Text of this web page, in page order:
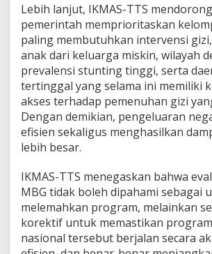
Lebih lanjut, IKMAS-TTS
pemerintah memprioritaskan
paling membutuhkan intervensi
anak dari keluarga miskin, wilayah
prevalensi stunting tinggi, serta
tertinggal yang selama ini memiliki
akses terhadap pemenuhan gizi
Dengan demikian, pengeluaran
efisien sekaligus menghasilkan
lebih besar.
IKMAS-TTS menegaskan bahwa
MBG tidak boleh dipahami sebagai
melemahkan program, melainkan
korektif untuk memastikan
nasional tersebut berjalan secara